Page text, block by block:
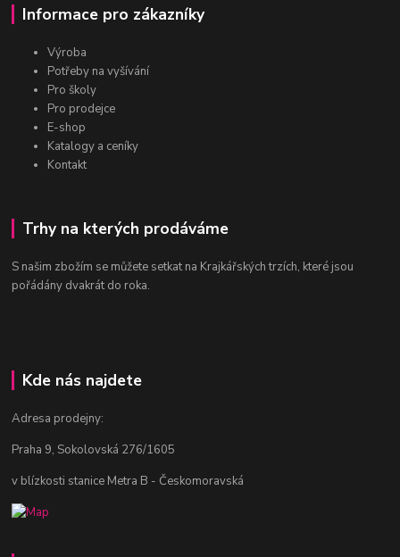
Informace pro zákazníky
Výroba
Potřeby na vyšívání
Pro školy
Pro prodejce
E-shop
Katalogy a ceníky
Kontakt
Trhy na kterých prodáváme
S našim zbožím se můžete setkat na Krajkářských trzích, které jsou
pořádány dvakrát do roka.
Kde nás najdete
Adresa prodejny:
Praha 9, Sokolovská 276/1605
v blízkosti stanice Metra B - Českomoravská